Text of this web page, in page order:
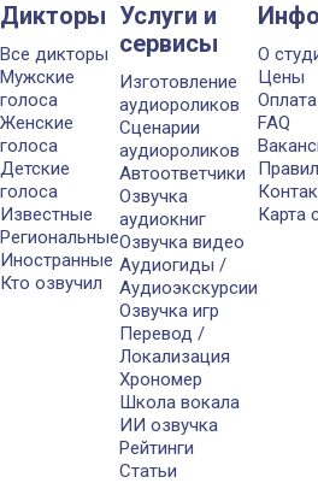
Дикторы
Все дикторы
Мужские
голоса
Женские
голоса
Детские
голоса
Известные
Региональные
Иностранные
Кто озвучил
Услуги и
сервисы
Изготовление
аудиороликов
Сценарии
аудиороликов
Автоответчики
Озвучка
аудиокниг
Озвучка видео
Аудиогиды /
Аудиоэкскурсии
Озвучка игр
Перевод /
Локализация
Хрономер
Школа вокала
ИИ озвучка
Рейтинги
Статьи
О
Цены
Оплата
FAQ
Карта